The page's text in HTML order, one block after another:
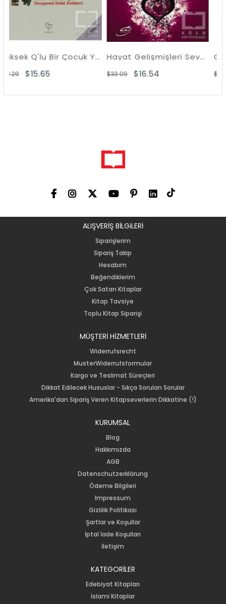
Yüksek Q'lu Bir Çocuk Yetiştirmek Hayat Gelişmişleri Sever
$16.54 $16.93
ALIŞVERİŞ BİLGiLERİ
Siparişlerim
Sipariş Takip
Hesabım
Beğendiklerim
Çok Satan Kitaplar
Kitap Tavsiye
Toplu Kitap Siparişi
MÜŞTERİ HİZMETLERİ
Widerrufsrecht
MusterWiderrufsformular
Kargo ve Teslimat Süreçleri
Dikkat Edilecek Hususlar - Sıkça Sorulan Sorular
Amerika'dan Sipariş Veren Kitapseverlerin Dikkatine (!)
KURUMSAL
Blog
Hakkımızda
AGB
Datenschutzerklärung
Ödeme Bilgileri
Impressum
Gizlilik Politikası
Şartlar ve Koşullar
İptal İade Koşulları
İletişim
KATEGORİLER
Edebiyat Kitapları
İslami Kitaplar